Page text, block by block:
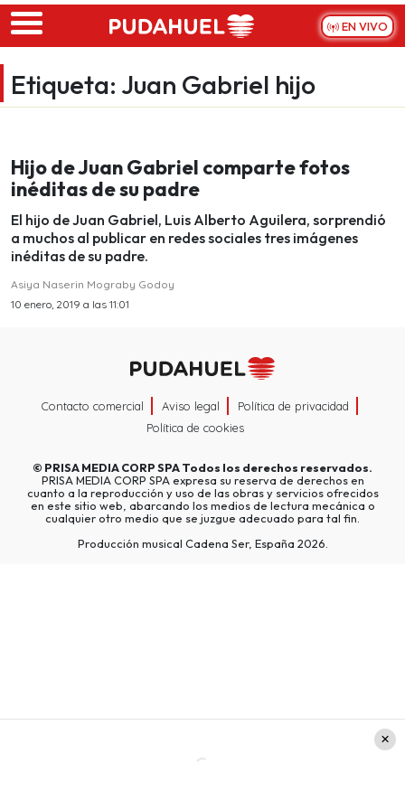
Skip to main content
EN VIVO
Etiqueta: Juan Gabriel hijo
Hijo de Juan Gabriel comparte fotos
inéditas de su padre
El hijo de Juan Gabriel, Luis Alberto Aguilera, sorprendió
a muchos al publicar en redes sociales tres imágenes
inéditas de su padre.
Asiya Naserin Mograby Godoy
10 enero, 2019 a las 11:01
Contacto comercial Aviso legal
Política de privacidad
Política de cookies
© PRISA MEDIA CORP SPATodos los derechos reservados.
PRISA MEDIA CORP SPA expresa su reserva de derechos en
cuanto a la reproducción y uso de las obras y servicios ofrecidos
en este sitio web, abarcando los medios de lectura mecánica o
cualquier otro medio que se juzgue adecuado para tal fin.
Producción musical Cadena Ser, España 2026.